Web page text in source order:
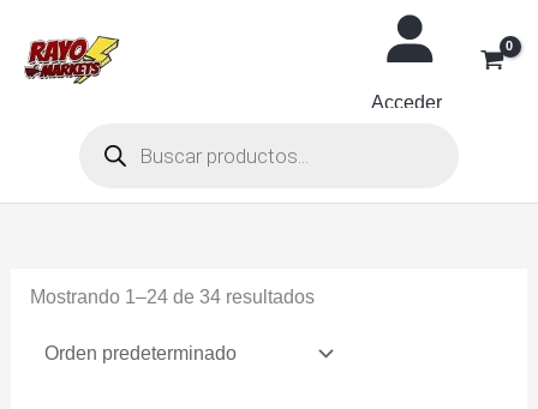
contenido
Acceder
productos
Mostrando 1–24 de 34 resultados